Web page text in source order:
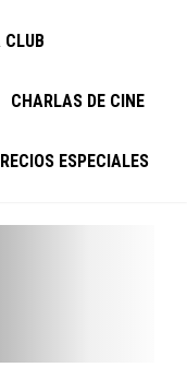
CHARLAS DE CINE
ESPECIALES